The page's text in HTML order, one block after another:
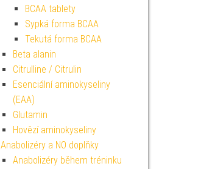
BCAA tablety
Sypká forma BCAA
Tekutá forma BCAA
Beta alanin
Citrulline / Citrulin
Esenciální aminokyseliny
(EAA)
Glutamin
Hovězí aminokyseliny
Anabolizéry a NO doplňky
Anabolizéry během tréninku